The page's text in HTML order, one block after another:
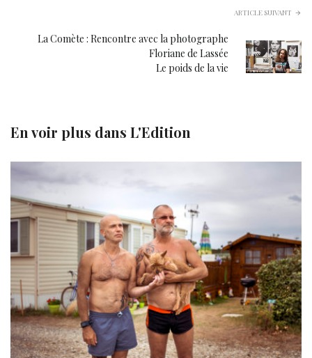
ARTICLE SUIVANT
La Comète : Rencontre avec la photographe
Floriane de Lassée
Le poids de la vie
En voir plus dans L'Edition